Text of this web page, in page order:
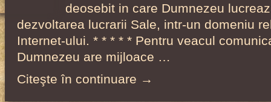
deosebit in care Dumnezeu
dezvoltarea lucrarii Sale, intr-un domeniu
Internet-ului. * * * * * Pentru veacul
Dumnezeu are mijloace …
Citeşte în continuare →